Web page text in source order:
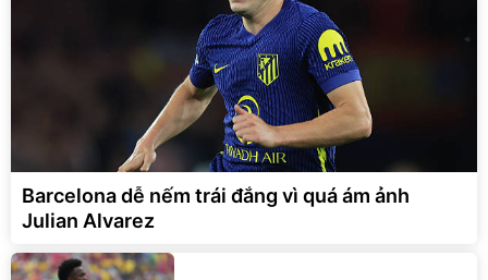
Barcelona dễ nếm trái đắng vì quá ám ảnh
Julian Alvarez